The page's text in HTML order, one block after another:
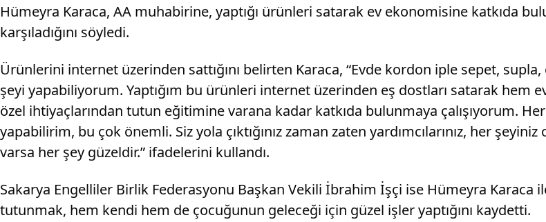
Hümeyra Karaca, AA muhabirine, yaptığı ürünleri satarak ev ekonomisine katkıda
karşıladığını söyledi.
Ürünlerini internet üzerinden sattığını belirten Karaca, “Evde kordon iple sepet,
şeyi yapabiliyorum. Yaptığım bu ürünleri internet üzerinden eş dostları satarak
özel ihtiyaçlarından tutun eğitimine varana kadar katkıda bulunmaya çalışıyorum.
yapabilirim, bu çok önemli. Siz yola çıktığınız zaman zaten yardımcılarınız, her
varsa her şey güzeldir.” ifadelerini kullandı.
Sakarya Engelliler Birlik Federasyonu Başkan Vekili İbrahim İşçi ise Hümeyra
tutunmak, hem kendi hem de çocuğunun geleceği için güzel işler yaptığını kaydetti.